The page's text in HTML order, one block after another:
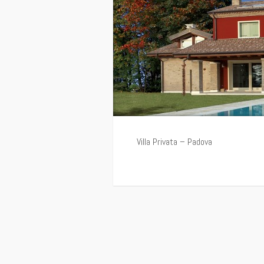
Villa Privata – Padova